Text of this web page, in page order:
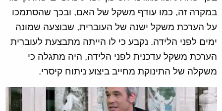
במקרה זה, כמו עודף משקל של האם, ובכך שהסתמכו
על הערכת משקל ישנה של העוברית, שבוצעה שמונה
ימים לפני הלידה. נקבע כי לו הייתה מתבצעת לעוברית
הערכת משקל עדכנית לפני הלידה, היה מתגלה כי
משקלה של התינוקת מחייב ביצוע ניתוח קיסרי.